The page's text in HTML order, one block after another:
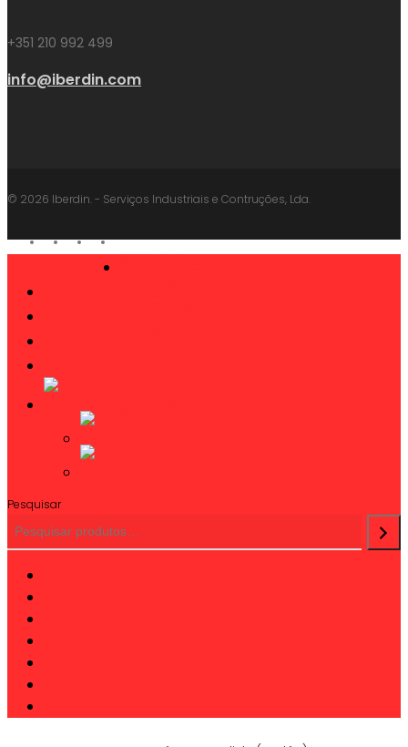
+351 210 992 499
info@iberdin.com
© 2026 Iberdin. - Serviços Industriais e Contruções, Lda.
facebook
linkedinyoutubeinstagram
SOBRE
Pesquisar